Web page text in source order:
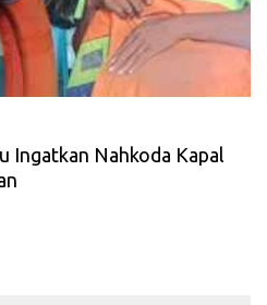
Ingatkan Nahkoda Kapal